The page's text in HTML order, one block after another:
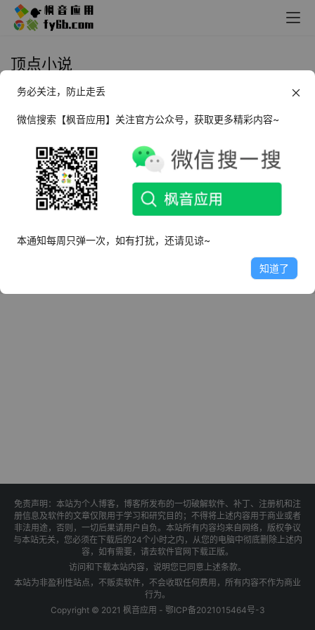
顶点小说
Android 顶点阅读_v9.jh3.tg08.215
纯净版
2023年4月20日
免责声明：本站为个人博客，博客所发布的一切破解软件、补丁、注册机和注
册信息及软件的文章仅限用于学习和研究目的；不得将上述内容用于商业或者
非法用途，否则，一切后果请用户自负。本站所有内容均来自网络，版权争议
与本站无关，您必须在下载后的24个小时之内，从您的电脑中彻底删除上述内
容，如有需要，请去软件官网下载正版。
访问和下载本站内容，说明您已同意上述条款。
本站为非盈利性站点，不贩卖软件，不会收取任何费用，所有内容不作为商业
行为。
Copyright © 2021 枫音应用 - 鄂ICP备2021015464号-3
务必关注，防止走丢
微信搜索【枫音应用】关注官方公众号，获取更多精彩内容~
本通知每周只弹一次，如有打扰，还请见谅~
知道了